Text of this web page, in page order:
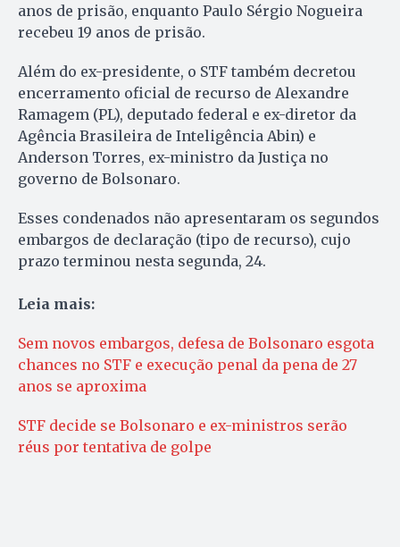
anos de prisão, enquanto Paulo Sérgio Nogueira
recebeu 19 anos de prisão.
Além do ex-presidente, o STF também decretou
encerramento oficial de recurso de Alexandre
Ramagem (PL), deputado federal e ex-diretor da
Agência Brasileira de Inteligência Abin) e
Anderson Torres, ex-ministro da Justiça no
governo de Bolsonaro.
Esses condenados não apresentaram os segundos
embargos de declaração (tipo de recurso), cujo
prazo terminou nesta segunda, 24.
Leia mais:
Sem novos embargos, defesa de Bolsonaro esgota
chances no STF e execução penal da pena de 27
anos se aproxima
STF decide se Bolsonaro e ex-ministros serão
réus por tentativa de golpe